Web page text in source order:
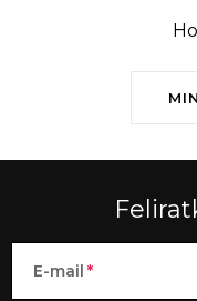
E-mail